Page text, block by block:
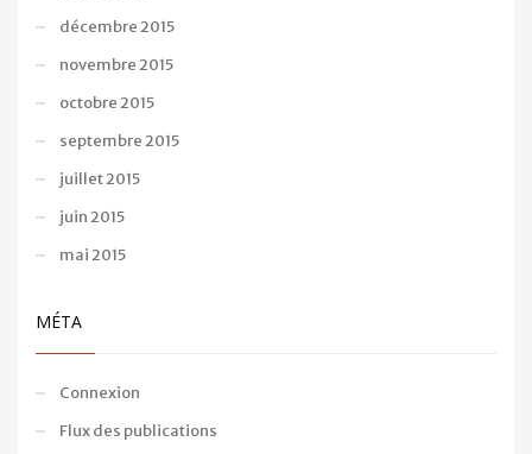
décembre 2015
novembre 2015
octobre 2015
septembre 2015
juillet 2015
juin 2015
mai 2015
MÉTA
Connexion
Flux des publications